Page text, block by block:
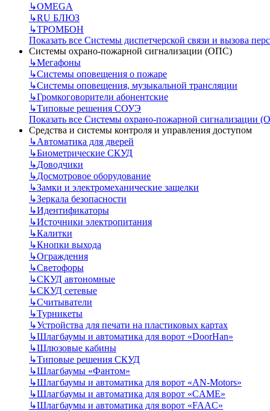
↳OMEGA
↳RU БЛЮЗ
↳ТРОМБОН
Показать все Системы диспетчерской связи и вызова
Системы охрано-пожарной сигнализации (ОПС)
↳Мегафоны
↳Системы оповещения о пожаре
↳Системы оповещения, музыкальной трансляции
↳Громкоговорители абонентские
↳Типовые решения СОУЭ
Показать все Системы охрано-пожарной сигнализации
Средства и системы контроля и управления доступом
↳Автоматика для дверей
↳Биометрические СКУД
↳Доводчики
↳Досмотровое оборудование
↳Замки и электромеханические защелки
↳Зеркала безопасности
↳Идентификаторы
↳Источники электропитания
↳Калитки
↳Кнопки выхода
↳Ограждения
↳Светофоры
↳СКУД автономные
↳СКУД сетевые
↳Считыватели
↳Турникеты
↳Устройства для печати на пластиковых картах
↳Шлагбаумы и автоматика для ворот «DoorHan»
↳Шлюзовые кабины
↳Типовые решения СКУД
↳Шлагбаумы «Фантом»
↳Шлагбаумы и автоматика для ворот «AN-Motors»
↳Шлагбаумы и автоматика для ворот «CAME»
↳Шлагбаумы и автоматика для ворот «FAAC»